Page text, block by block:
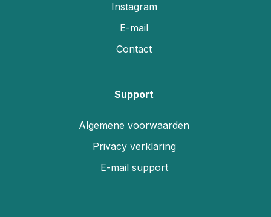
Instagram
E-mail
Contact
Support
Algemene voorwaarden
Privacy verklaring
E-mail support